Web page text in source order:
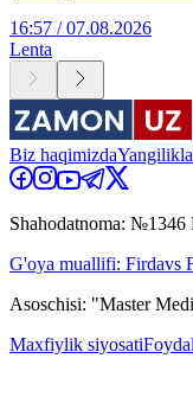
16:57 / 07.08.2026
Lenta
Biz haqimizda
Shahodatnoma: №1346
G'oya muallifi: Firdavs
Asoschisi: "Master
Maxfiylik siyosati